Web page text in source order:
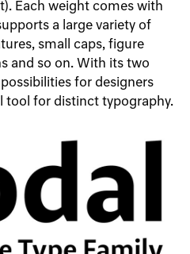
Each weight comes with
a large variety of
small caps, figure
and so on. With its two
for designers
tool for distinct typography.